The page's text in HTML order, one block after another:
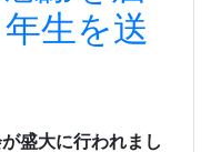
生を送
盛大に行われまし